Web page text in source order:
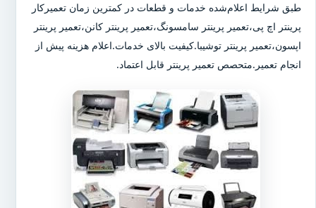
طبق شرایط اعلام‌شده خدمات و قطعات در کمترین زمان تعمیرکار
پرینتر اچ پی،تعمیر پرینتر سامسونگ،تعمیر پرینتر کانن،تعمیر پرینتر
اپسون،تعمیر پرینتر توشیبا.کیفیت بالای خدمات.اعلام هزینه پیش از
انجام تعمیر.متحصص تعمیر پرینتر قابل اعتماد.